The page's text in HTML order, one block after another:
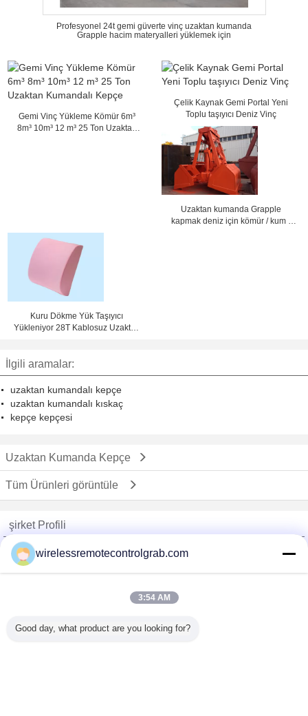
Profesyonel 24t gemi güverte vinç uzaktan kumanda
Grapple hacim materyalleri yüklemek için
Gemi Vinç Yükleme Kömür 6m³
8m³ 10m³ 12 m³ 25 Ton Uzaktan
Çelik Kaynak Gemi Portal Yeni
Toplu taşıyıcı Deniz Vinç
Uzaktan kumanda Grapple
kapmak deniz için kömür / kum /
Kuru Dökme Yük Taşıyıcı
Yükleniyor 28T Kablosuz Uzaktan
İlgili aramalar:
uzaktan kumandalı kepçe
uzaktan kumandalı kıskaç
kepçe kepçesi
Uzaktan Kumanda Kepçe
Tüm Ürünleri görüntüle
şirket Profili
China Remote Control Grab Online Market
Onaylı Tedarikçi
Verified Suplier
wirelessremotecontrolgrab.com
3:54 AM
Good day, what product are you looking for?